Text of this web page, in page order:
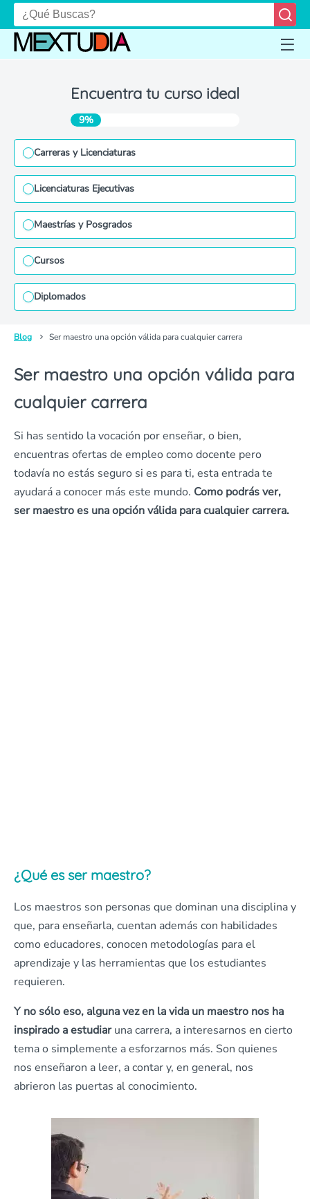
Encuentra tu curso ideal
9%
Carreras y Licenciaturas
Licenciaturas Ejecutivas
Maestrías y Posgrados
Cursos
Diplomados
Blog Ser maestro una opción válida para cualquier carrera
Ser maestro una opción válida para
cualquier carrera
Si has sentido la vocación por enseñar, o bien,
encuentras ofertas de empleo como docente pero
todavía no estás seguro si es para ti, esta entrada te
ayudará a conocer más este mundo. Como podrás ver,
ser maestro es una opción válida para cualquier carrera.
¿Qué es ser maestro?
Los maestros son personas que dominan una disciplina y
que, para enseñarla, cuentan además con habilidades
como educadores, conocen metodologías para el
aprendizaje y las herramientas que los estudiantes
requieren.
Y no sólo eso, alguna vez en la vida un maestro nos ha
inspirado a estudiaruna carrera, a interesarnos en cierto
tema o simplemente a esforzarnos más. Son quienes
nos enseñaron a leer, a contar y, en general, nos
abrieron las puertas al conocimiento.